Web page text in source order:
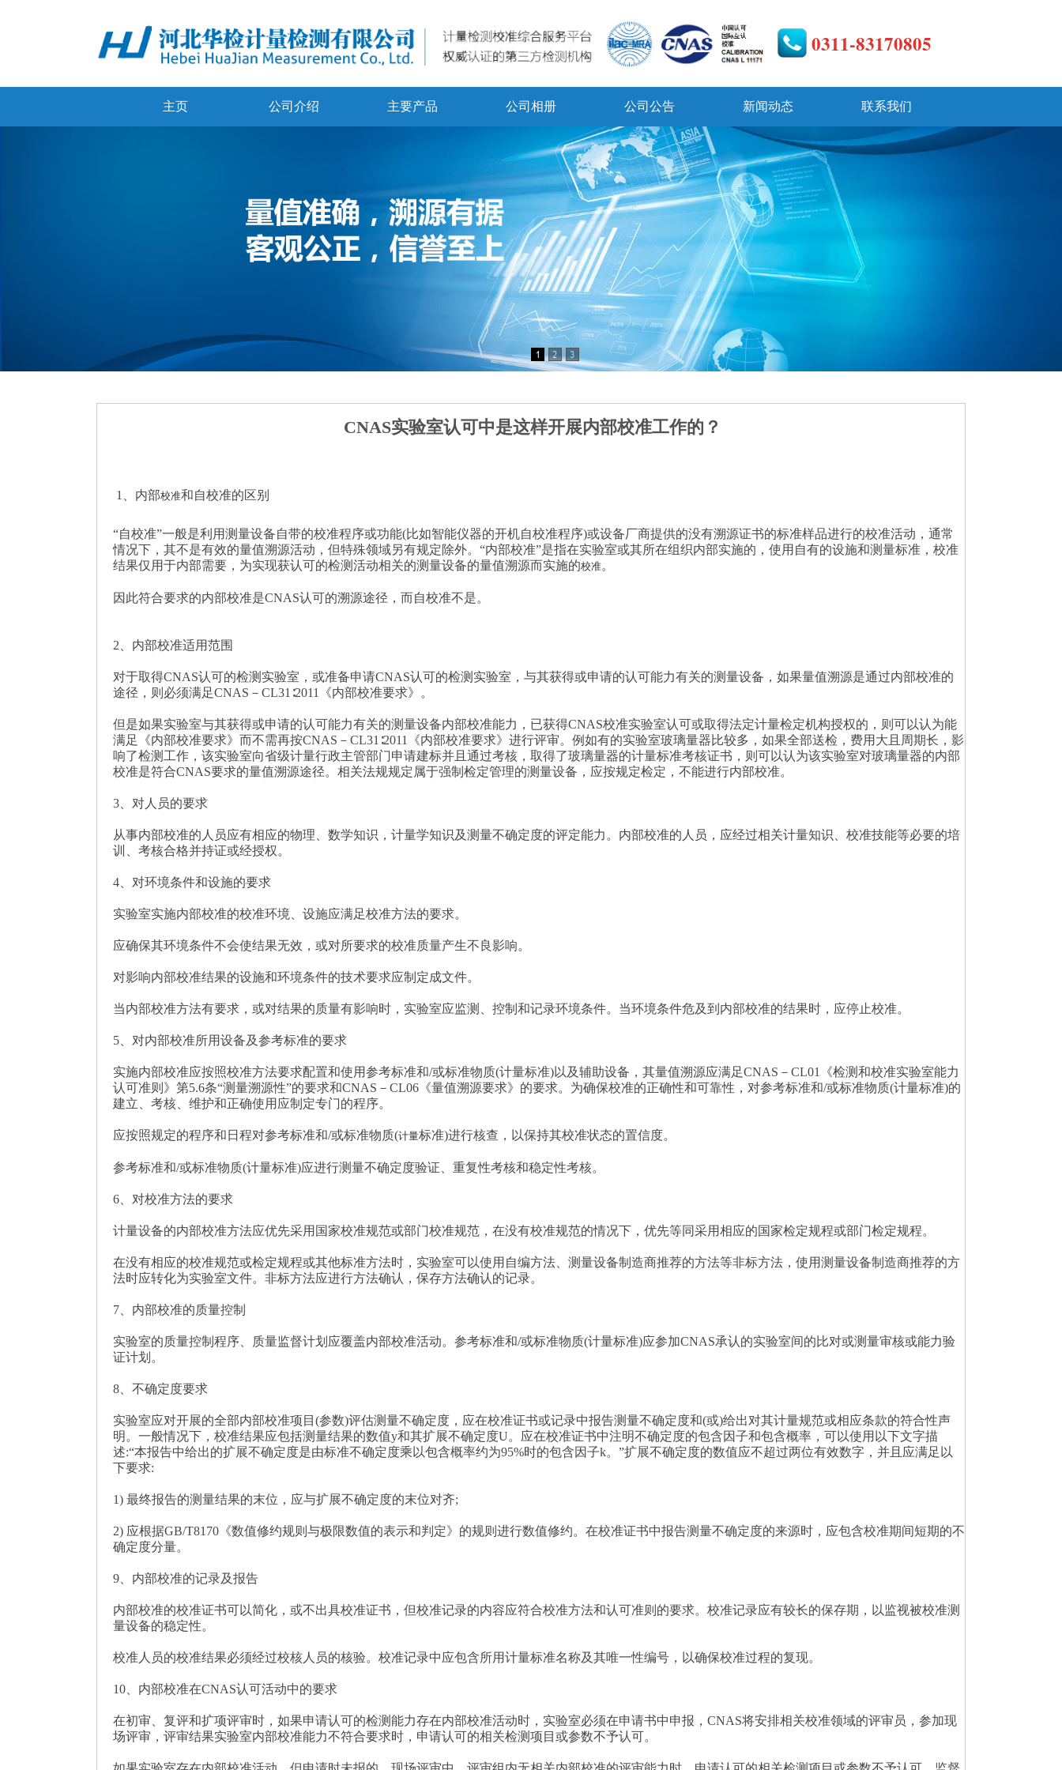
0311-83170805
主页 公司介绍 主要产品 公司相册 公司公告 新闻动态 联系我们
CNAS实验室认可中是这样开展内部校准工作的？
1、内部校准和自校准的区别
“自校准”一般是利用测量设备自带的校准程序或功能(比如智能仪器的开机自校准程序)或设备厂商提供的没有溯源证书的标准样品进行的校准活动，通常
情况下，其不是有效的量值溯源活动，但特殊领域另有规定除外。“内部校准”是指在实验室或其所在组织内部实施的，使用自有的设施和测量标准，校准
结果仅用于内部需要，为实现获认可的检测活动相关的测量设备的量值溯源而实施的校准。
因此符合要求的内部校准是CNAS认可的溯源途径，而自校准不是。
2、内部校准适用范围
对于取得CNAS认可的检测实验室，或准备申请CNAS认可的检测实验室，与其获得或申请的认可能力有关的测量设备，如果量值溯源是通过内部校准的
途径，则必须满足CNAS－CL31∶2011《内部校准要求》。
但是如果实验室与其获得或申请的认可能力有关的测量设备内部校准能力，已获得CNAS校准实验室认可或取得法定计量检定机构授权的，则可以认为能
满足《内部校准要求》而不需再按CNAS－CL31∶2011《内部校准要求》进行评审。例如有的实验室玻璃量器比较多，如果全部送检，费用大且周期长，影
响了检测工作，该实验室向省级计量行政主管部门申请建标并且通过考核，取得了玻璃量器的计量标准考核证书，则可以认为该实验室对玻璃量器的内部
校准是符合CNAS要求的量值溯源途径。相关法规规定属于强制检定管理的测量设备，应按规定检定，不能进行内部校准。
3、对人员的要求
从事内部校准的人员应有相应的物理、数学知识，计量学知识及测量不确定度的评定能力。内部校准的人员，应经过相关计量知识、校准技能等必要的培
训、考核合格并持证或经授权。
4、对环境条件和设施的要求
实验室实施内部校准的校准环境、设施应满足校准方法的要求。
应确保其环境条件不会使结果无效，或对所要求的校准质量产生不良影响。
对影响内部校准结果的设施和环境条件的技术要求应制定成文件。
当内部校准方法有要求，或对结果的质量有影响时，实验室应监测、控制和记录环境条件。当环境条件危及到内部校准的结果时，应停止校准。
5、对内部校准所用设备及参考标准的要求
实施内部校准应按照校准方法要求配置和使用参考标准和/或标准物质(计量标准)以及辅助设备，其量值溯源应满足CNAS－CL01《检测和校准实验室能力
认可准则》第5.6条“测量溯源性”的要求和CNAS－CL06《量值溯源要求》的要求。为确保校准的正确性和可靠性，对参考标准和/或标准物质(计量标准)的
建立、考核、维护和正确使用应制定专门的程序。
应按照规定的程序和日程对参考标准和/或标准物质(计量标准)进行核查，以保持其校准状态的置信度。
参考标准和/或标准物质(计量标准)应进行测量不确定度验证、重复性考核和稳定性考核。
6、对校准方法的要求
计量设备的内部校准方法应优先采用国家校准规范或部门校准规范，在没有校准规范的情况下，优先等同采用相应的国家检定规程或部门检定规程。
在没有相应的校准规范或检定规程或其他标准方法时，实验室可以使用自编方法、测量设备制造商推荐的方法等非标方法，使用测量设备制造商推荐的方
法时应转化为实验室文件。非标方法应进行方法确认，保存方法确认的记录。
7、内部校准的质量控制
实验室的质量控制程序、质量监督计划应覆盖内部校准活动。参考标准和/或标准物质(计量标准)应参加CNAS承认的实验室间的比对或测量审核或能力验
证计划。
8、不确定度要求
实验室应对开展的全部内部校准项目(参数)评估测量不确定度，应在校准证书或记录中报告测量不确定度和(或)给出对其计量规范或相应条款的符合性声
明。一般情况下，校准结果应包括测量结果的数值y和其扩展不确定度U。应在校准证书中注明不确定度的包含因子和包含概率，可以使用以下文字描
述:“本报告中给出的扩展不确定度是由标准不确定度乘以包含概率约为95%时的包含因子k。”扩展不确定度的数值应不超过两位有效数字，并且应满足以
下要求:
1) 最终报告的测量结果的末位，应与扩展不确定度的末位对齐;
2) 应根据GB/T8170《数值修约规则与极限数值的表示和判定》的规则进行数值修约。在校准证书中报告测量不确定度的来源时，应包含校准期间短期的不
确定度分量。
9、内部校准的记录及报告
内部校准的校准证书可以简化，或不出具校准证书，但校准记录的内容应符合校准方法和认可准则的要求。校准记录应有较长的保存期，以监视被校准测
量设备的稳定性。
校准人员的校准结果必须经过校核人员的核验。校准记录中应包含所用计量标准名称及其唯一性编号，以确保校准过程的复现。
10、内部校准在CNAS认可活动中的要求
在初审、复评和扩项评审时，如果申请认可的检测能力存在内部校准活动时，实验室必须在申请书中申报，CNAS将安排相关校准领域的评审员，参加现
场评审，评审结果实验室内部校准能力不符合要求时，申请认可的相关检测项目或参数不予认可。